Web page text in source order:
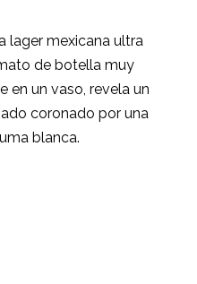
lager mexicana ultra
de botella muy
en un vaso, revela un
coronado por una
blanca.